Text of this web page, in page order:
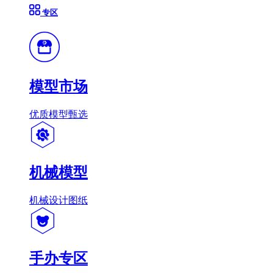
专区
模型市场
优质模型甄选
机械模型
机械设计图纸
手办专区